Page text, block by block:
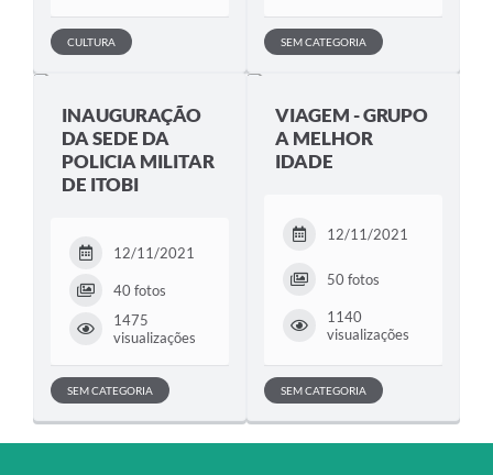
CULTURA SEM CATEGORIA
INAUGURAÇÃO
DA SEDE DA
POLICIA MILITAR
DE ITOBI
12/11/2021
40 fotos
1475
visualizações
SEM CATEGORIA
VIAGEM - GRUPO
A MELHOR
IDADE
12/11/2021
50 fotos
1140
visualizações
SEM CATEGORIA